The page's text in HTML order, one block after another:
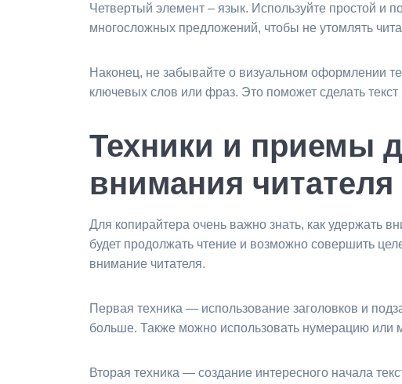
Четвертый элемент – язык. Используйте простой и
многосложных предложений, чтобы не утомлять
Наконец, не забывайте о визуальном оформлении
ключевых слов или фраз. Это поможет сделать
Техники и приемы
внимания читателя
Для копирайтера очень важно знать, как удержать
будет продолжать чтение и возможно совершить
внимание читателя.
Первая техника — использование заголовков и
больше. Также можно использовать нумерацию или
Вторая техника — создание интересного начала